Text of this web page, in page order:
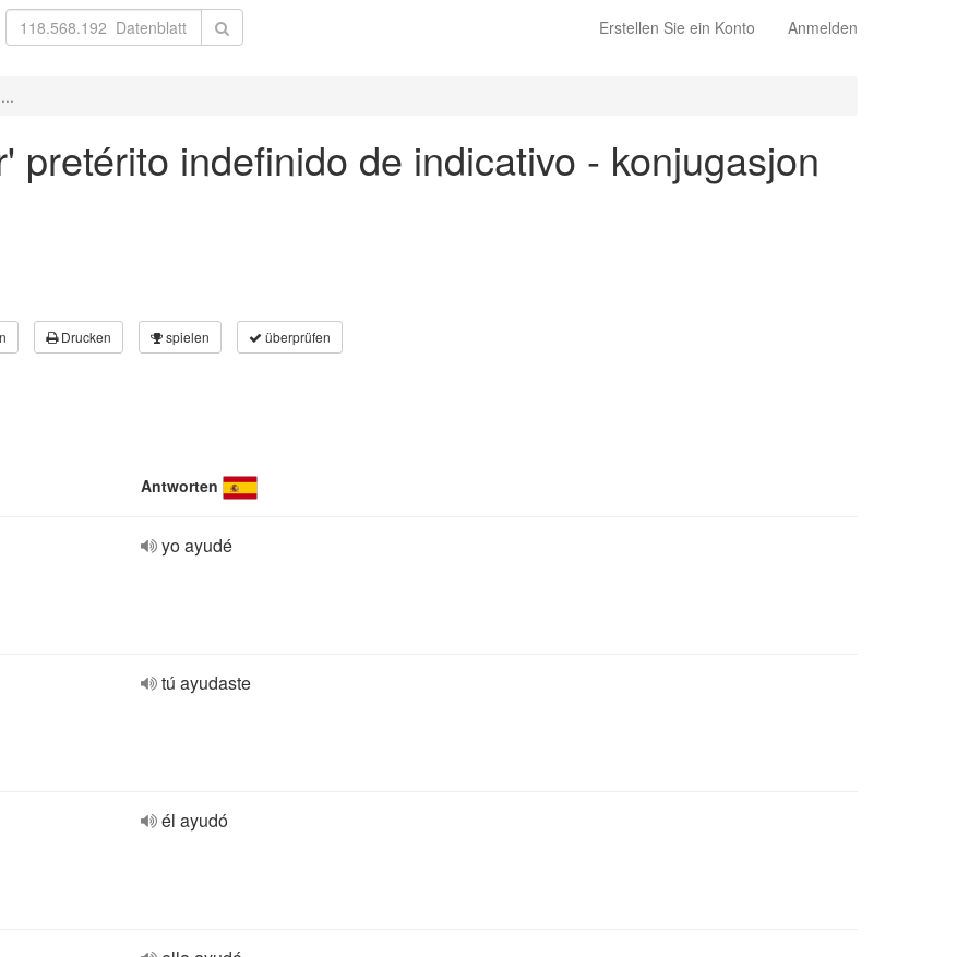
Erstellen Sie ein Konto Anmelden
pretérito indefinido de indicativo - konjugasjon
Drucken spielen überprüfen
Antworten
yo ayudé
tú ayudaste
él ayudó